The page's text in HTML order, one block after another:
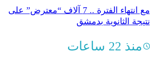
مع انتهاء الفترة .. 7 آلاف “معترض” على
نتيجة الثانوية بدمشق
منذ 22 ساعات